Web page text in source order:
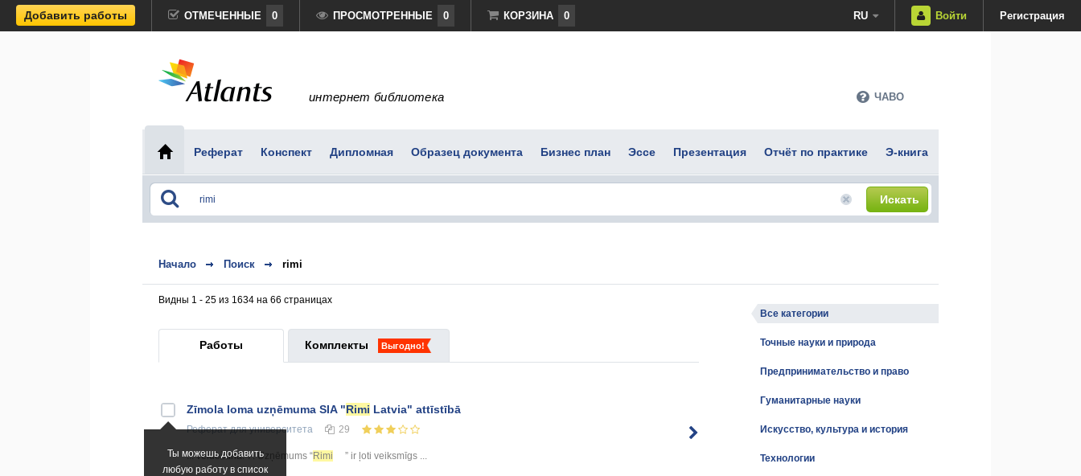
Добавить работы ОТМЕЧЕННЫЕ 0 ПРОСМОТРЕННЫЕ 0 КОРЗИНА 0 RU Войти Регистрация
интернет библиотека ЧАВО
Реферат Конспект Дипломная Образец документа Бизнес план Эссе Презентация Отчёт по практике Э-книга
Искать
Начало Поиск rimi
Видны 1 - 25 из 1634 на 66 страницах
Работы Комплекты Выгодно!
Ты можешь добавить
любую работу в список
Zīmola loma uzņēmuma SIA "Rimi Latvia" attīstībā
Рефератдля университета 29
... veidošana. 7. Uzņēmums “Rimi ” ir ļoti veiksmīgs ...
Все категории
Точные науки и природа
Предпринимательство и право
Гуманитарные науки
Искусство, культура и история
Технологии